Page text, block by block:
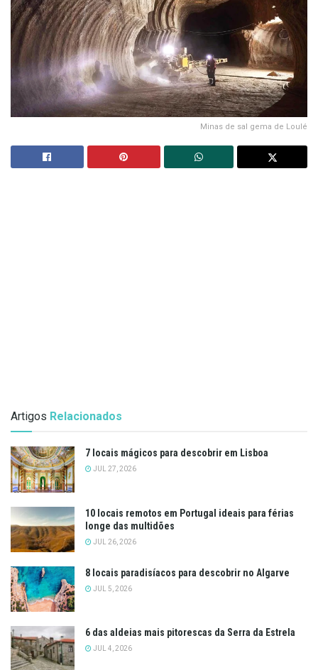
Minas de sal gema de Loulé
Artigos Relacionados
7 locais mágicos para descobrir em Lisboa
JUL 27, 2026
10 locais remotos em Portugal ideais para férias
longe das multidões
JUL 26, 2026
8 locais paradisíacos para descobrir no Algarve
JUL 5, 2026
6 das aldeias mais pitorescas da Serra da Estrela
JUL 4, 2026